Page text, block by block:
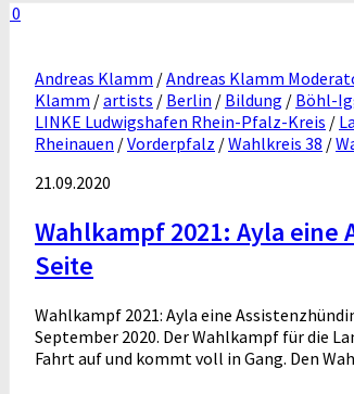
0
Andreas Klamm /Andreas Klamm
Klamm /artists / Berlin / Bildung / Böhl-
LINKE Ludwigshafen Rhein-Pfalz-Kreis /
Rheinauen /Vorderpfalz /Wahlkreis 38 /
21.09.2020
Wahlkampf 2021: Ayla
Seite
Wahlkampf 2021: Ayla eine
September 2020. Der Wahlkampf für die
Fahrt auf und kommt voll in Gang. Den